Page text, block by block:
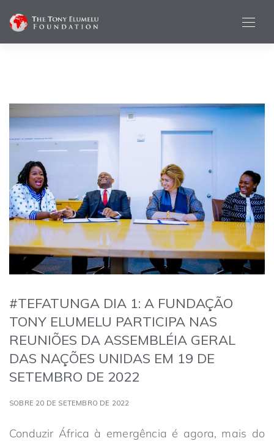
#TEFATUNGA DIA 1: A FUNDAÇÃO
TONY ELUMELU PARTICIPA NAS
REUNIÕES DA ASSEMBLÉIA GERAL
DAS NAÇÕES UNIDAS EM 19 DE
SETEMBRO DE 2022
SOBRE 20 DE SETEMBRO DE 2022
Conduzir África à emergência é agora, mais do